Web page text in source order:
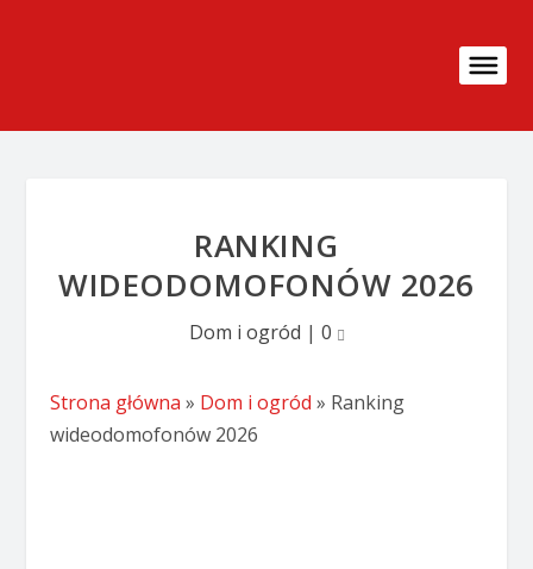
RANKING
WIDEODOMOFONÓW 2026
Dom i ogród | 0
Strona główna » Dom i ogród » Ranking
wideodomofonów 2026